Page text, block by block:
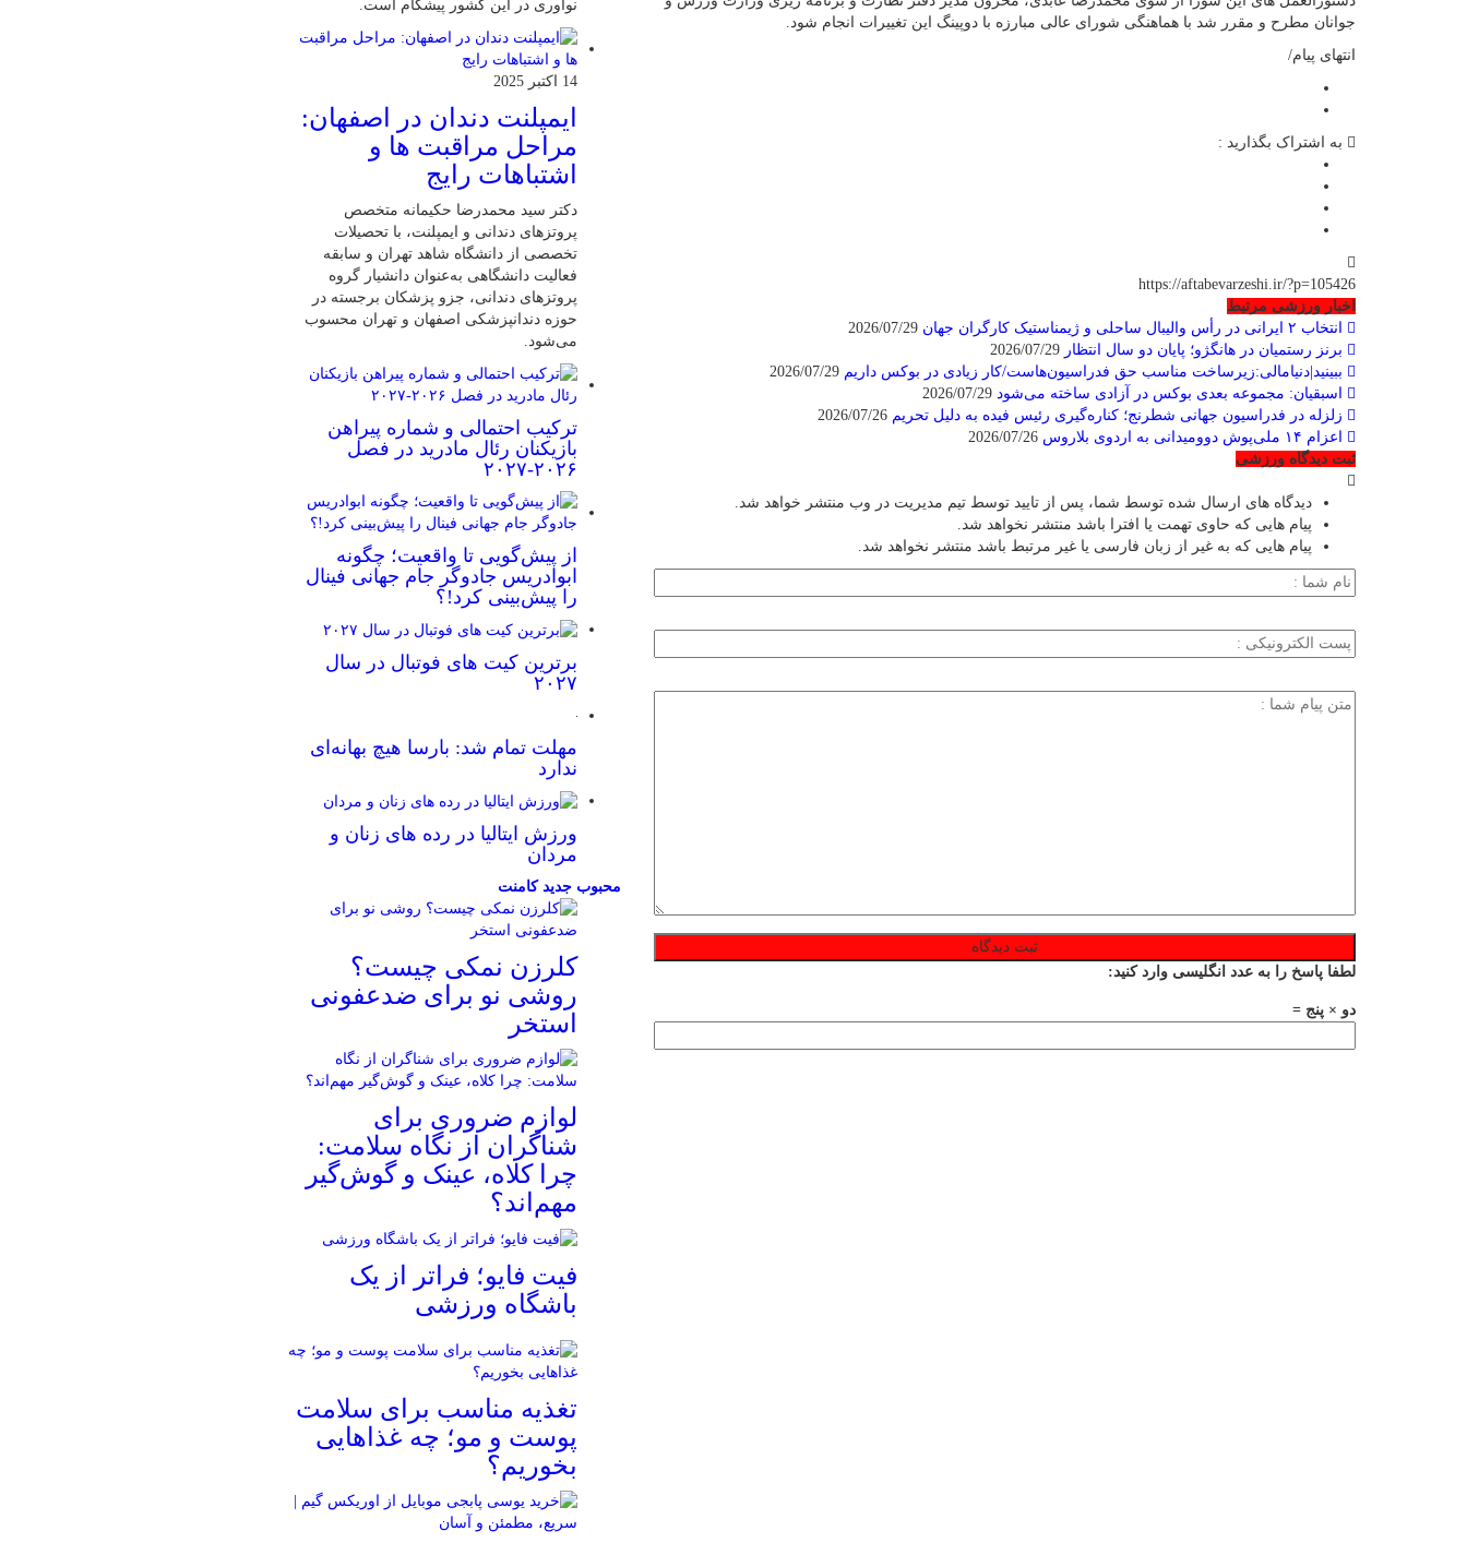
جوانان مطرح و مقرر شد با هماهنگی شورای عالی مبارزه با دوپینگ این تغییرات انجام شود.
انتهای پیام/
به اشتراک بگذارید :
https://aftabevarzeshi.ir/?p=105426
اخبار ورزشی مرتبط
انتخاب ۲ ایرانی در رأس والیبال ساحلی و ژیمناستیک کارگران جهان
برنز رستمیان در هانگژو؛ پایان دو سال انتظار
ببینید|دنیامالی:زیرساخت مناسب حق فدراسیون‌هاست/کار زیادی در بوکس داریم
اسبقیان: مجموعه بعدی بوکس در آزادی ساخته می‌شود
زلزله در فدراسیون جهانی شطرنج؛ کناره‌گیری رئیس فیده به دلیل تحریم
اعزام ۱۴ ملی‌پوش دوومیدانی به اردوی بلاروس
ثبت دیدگاه ورزشی
دیدگاه های ارسال شده توسط شما، پس از تایید توسط تیم مدیریت در وب منتشر خواهد شد.
پیام هایی که حاوی تهمت یا افترا باشد منتشر نخواهد شد.
پیام هایی که به غیر از زبان فارسی یا غیر مرتبط باشد منتشر نخواهد شد.
لطفا پاسخ را به عدد انگلیسی وارد کنید:
دو × پنج =
نوآوری در این کشور پیشگام است.
14 اکتبر 2025
ایمپلنت دندان در اصفهان:
مراحل مراقبت ها و
اشتباهات رایج
دکتر سید محمدرضا حکیمانه متخصص
پروتزهای دندانی و ایمپلنت، با تحصیلات
تخصصی از دانشگاه شاهد تهران و سابقه
فعالیت دانشگاهی به‌عنوان دانشیار گروه
پروتزهای دندانی، جزو پزشکان برجسته در
حوزه دندانپزشکی اصفهان و تهران محسوب
می‌شود.
ترکیب احتمالی و شماره پیراهن
بازیکنان رئال مادرید در فصل
۲۰۲۶-۲۰۲۷
از پیش‌گویی تا واقعیت؛ چگونه
ابوادریس جادوگر جام جهانی فینال
را پیش‌بینی کرد!؟
برترین کیت های فوتبال در سال
۲۰۲۷
مهلت تمام شد: بارسا هیچ بهانه‌‌ای
ندارد
ورزش ایتالیا در رده های زنان و
مردان
محبوبجدیدکامنت
کلرزن نمکی چیست؟
روشی نو برای ضدعفونی
استخر
لوازم ضروری برای
شناگران از نگاه سلامت:
چرا کلاه، عینک و گوش‌گیر
مهم‌اند؟
فیت ‌فایو؛ فراتر از یک
باشگاه ورزشی
تغذیه مناسب برای سلامت
پوست و مو؛ چه غذاهایی
بخوریم؟